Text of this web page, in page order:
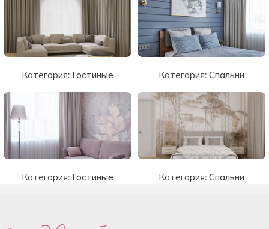
Категория: Гостиные Категория: Спальни
Категория: Гостиные Категория: Спальни